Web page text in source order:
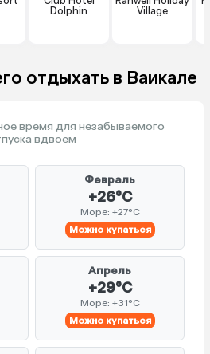
Dolphin
Village
отдыхать в Ваикале
время для незабываемого
вдвоем
Февраль
+26°C
Море: +27°C
Можно купаться
Апрель
+29°C
Море: +31°C
Можно купаться